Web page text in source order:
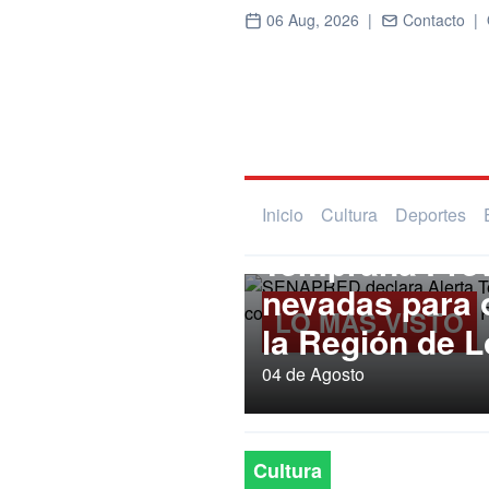
06 Aug, 2026 | Contacto |
Inicio Cultura Deportes
LO MÁS VISTO
SENAPRED
Temprana
nevadas para
la Región de
04 de Agosto
Cultura